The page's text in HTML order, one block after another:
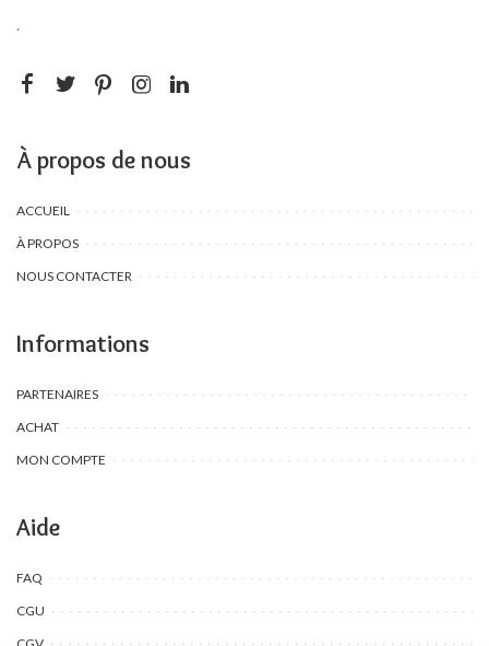
.
À propos de nous
ACCUEIL
À PROPOS
NOUS CONTACTER
Informations
PARTENAIRES
ACHAT
MON COMPTE
Aide
FAQ
CGU